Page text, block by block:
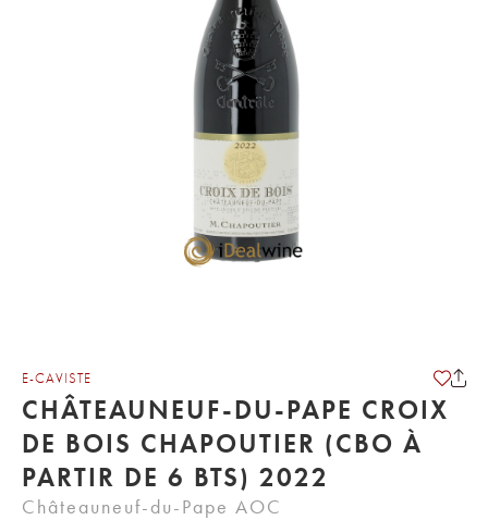
E-CAVISTE
CHÂTEAUNEUF-DU-PAPE CROIX
DE BOIS CHAPOUTIER (CBO À
PARTIR DE 6 BTS) 2022
Châteauneuf-du-Pape AOC